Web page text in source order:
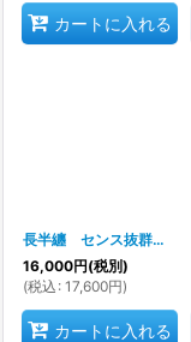
カートに入れる
長半纏 センス抜群 唯一無二のデザイン力 お祭り天国製品
16,000円(税別)
(税込 : 17,600円)
カートに入れる